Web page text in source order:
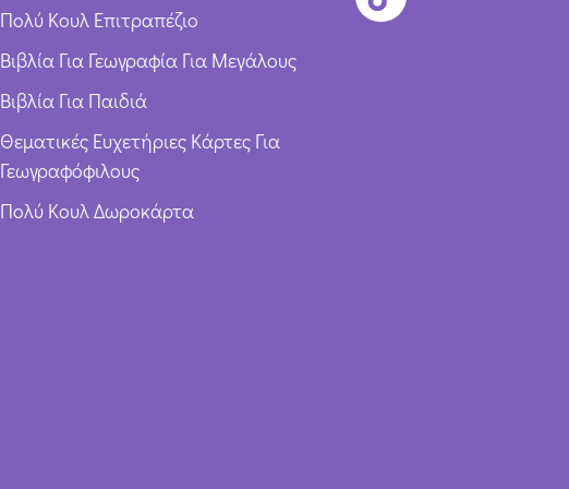
Πολύ Κουλ Επιτραπέζιο
Βιβλία Για Γεωγραφία Για Μεγάλους
Βιβλία Για Παιδιά
Θεματικές Ευχετήριες Κάρτες Για
Γεωγραφόφιλους
Πολύ Κουλ Δωροκάρτα